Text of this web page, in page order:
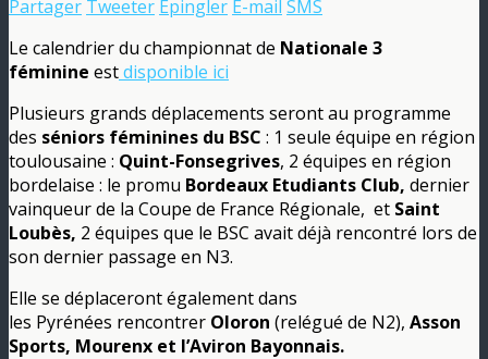
Partager Tweeter Épingler E-mail SMS
Le calendrier du championnat de Nationale 3
féminine estdisponible ici
Plusieurs grands déplacements seront au programme
des séniors féminines du BSC : 1 seule équipe en région
toulousaine : Quint-Fonsegrives, 2 équipes en région
bordelaise : le promu Bordeaux Etudiants Club, dernier
vainqueur de la Coupe de France Régionale, et Saint
Loubès, 2 équipes que le BSC avait déjà rencontré lors de
son dernier passage en N3.
Elle se déplaceront également dans
les Pyrénées rencontrer Oloron (relégué de N2), Asson
Sports, Mourenx et l’Aviron Bayonnais.